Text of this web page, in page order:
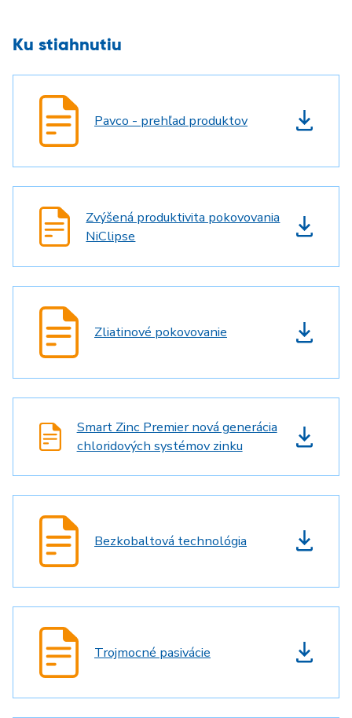
Ku stiahnutiu
Pavco - prehľad produktov
Zvýšená produktivita pokovovania
NiClipse
Zliatinové pokovovanie
Smart Zinc Premier nová generácia
chloridových systémov zinku
Bezkobaltová technológia
Trojmocné pasivácie